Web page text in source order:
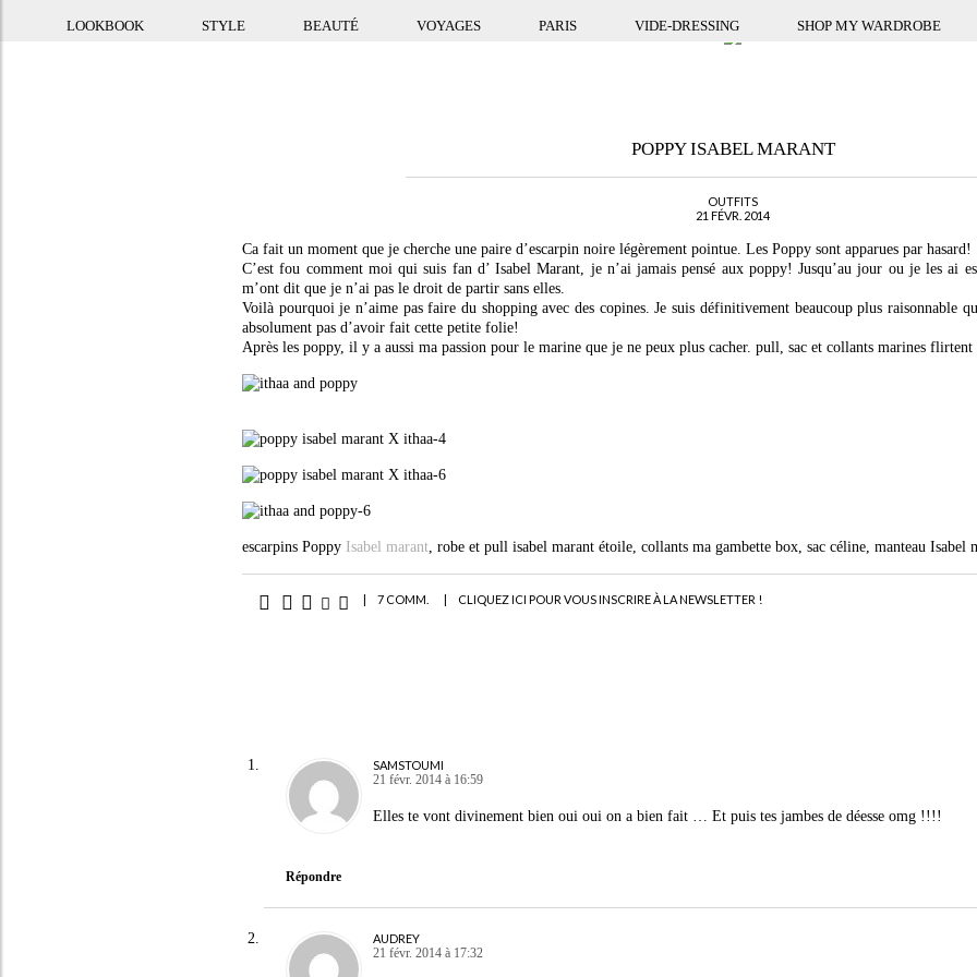
LOOKBOOK STYLE BEAUTÉ VOYAGES PARIS VIDE-DRESSING SHOP MY WARDROBE
POPPY ISABEL MARANT
OUTFITS
21 FÉVR. 2014
Ca fait un moment que je cherche une paire d’escarpin noire légèrement pointue. Les Poppy sont apparues par hasard!
C’est fou comment moi qui suis fan d’ Isabel Marant, je n’ai jamais pensé aux poppy! Jusqu’au jour ou je les ai
m’ont dit que je n’ai pas le droit de partir sans elles.
Voilà pourquoi je n’aime pas faire du shopping avec des copines. Je suis définitivement beaucoup plus raisonnable
absolument pas d’avoir fait cette petite folie!
Après les poppy, il y a aussi ma passion pour le marine que je ne peux plus cacher. pull, sac et collants marines flirtent
escarpins Poppy Isabel marant, robe et pull isabel marant étoile, collants ma gambette box, sac céline, manteau Isabel
| 7 COMM. | CLIQUEZ ICI POUR VOUS INSCRIRE À LA NEWSLETTER !
SAMSTOUMI
21 févr. 2014 à 16:59
Elles te vont divinement bien oui oui on a bien fait … Et puis tes jambes de déesse omg !!!!
Répondre
AUDREY
21 févr. 2014 à 17:32